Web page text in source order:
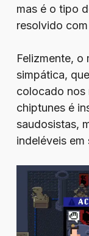
mas é o tipo
resolvido
Felizmente, o
simpática,
colocado nos
chiptunes é
saudosistas,
indeléveis em